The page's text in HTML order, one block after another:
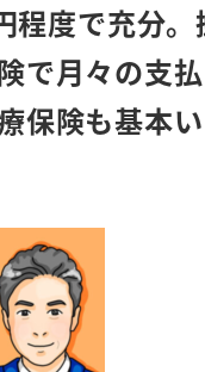
程度で充分。
で月々の支
保険も基本